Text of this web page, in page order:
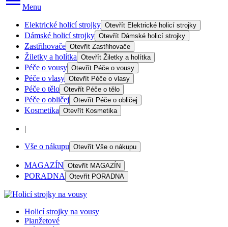
Menu
Elektrické holicí strojky Otevřít Elektrické holicí strojky
Dámské holicí strojky Otevřít Dámské holicí strojky
Zastřihovače Otevřít Zastřihovače
Žiletky a holítka Otevřít Žiletky a holítka
Péče o vousy Otevřít Péče o vousy
Péče o vlasy Otevřít Péče o vlasy
Péče o tělo Otevřít Péče o tělo
Péče o obličej Otevřít Péče o obličej
Kosmetika Otevřít Kosmetika
|
Vše o nákupu Otevřít Vše o nákupu
MAGAZÍN Otevřít MAGAZÍN
PORADNA Otevřít PORADNA
Holicí strojky na vousy
Planžetové